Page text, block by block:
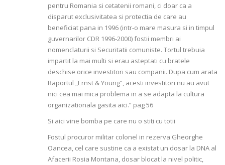
pentru Romania si cetatenii romani, ci doar ca a
disparut exclusivitatea si protectia de care au
beneficiat pana in 1996 (intr-o mare masura si in timpul
guvernarilor CDR 1996-2000) fostii membri ai
nomenclaturii si Securitatii comuniste. Tortul trebuia
impartit la mai multi si erau asteptati cu bratele
deschise orice investitori sau companii. Dupa cum arata
Raportul „Ernst & Young”, acesti investitori nu au avut
nici cea mai mica problema in a se adapta la cultura
organizationala gasita aici.” pag 56
Si aici vine bomba pe care nu o stiti cu totii
Fostul procuror militar colonel in rezerva Gheorghe
Oancea, cel care sustine ca a existat un dosar la DNA al
Afacerii Rosia Montana, dosar blocat la nivel politic,